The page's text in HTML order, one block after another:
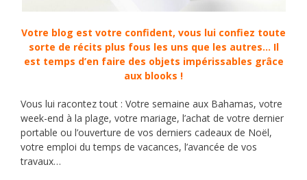
Votre blog est votre confident, vous lui confiez toute
sorte de récits plus fous les uns que les autres… Il
est temps d’en faire des objets impérissables grâce
aux blooks !
Vous lui racontez tout : Votre semaine aux Bahamas, votre
week-end à la plage, votre mariage, l’achat de votre dernier
portable ou l’ouverture de vos derniers cadeaux de Noël,
votre emploi du temps de vacances, l’avancée de vos
travaux…